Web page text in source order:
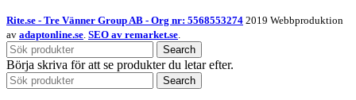
Rite.se - Tre Vänner Group AB - Org nr: 5568553274 2019 Webbproduktion
av adaptonline.se SEO av remarket.se
Search
Börja skriva för att se produkter du letar efter.
Search